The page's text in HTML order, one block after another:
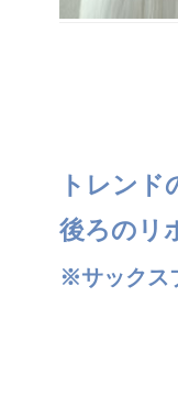
トレンド
後ろのリ
※サックス